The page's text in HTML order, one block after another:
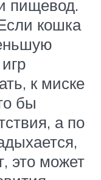
пищевод.
кошка
к миске
бы
а по
это может